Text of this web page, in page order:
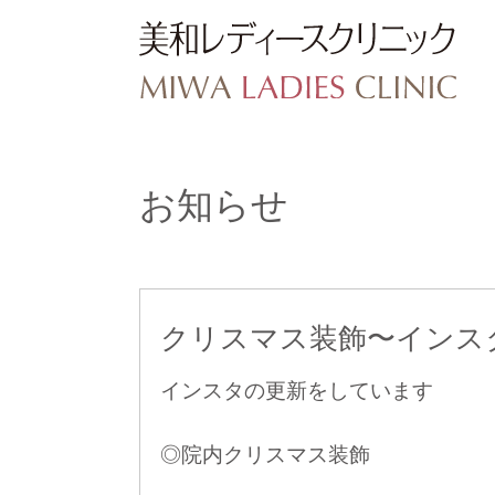
お知らせ
クリスマス装飾〜インス
インスタの更新をしています
◎院内クリスマス装飾